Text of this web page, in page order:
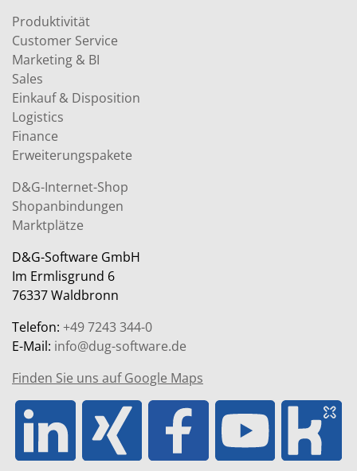
Produktivität
Customer Service
Marketing & BI
Sales
Einkauf & Disposition
Logistics
Finance
Erweiterungspakete
D&G-Internet-Shop
Shopanbindungen
Marktplätze
D&G-Software GmbH
Im Ermlisgrund 6
76337 Waldbronn
Telefon: +49 7243 344-0
E-Mail: info@dug-software.de
Finden Sie uns auf Google Maps